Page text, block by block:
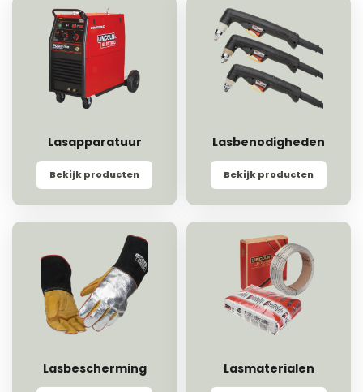
Lasapparatuur
Bekijk producten
Lasbenodigheden
Bekijk producten
Lasbescherming Lasmaterialen